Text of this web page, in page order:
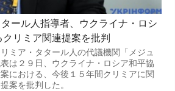
ール人指導者、ウクライナ・ロシ
リミア関連提案を批判
ミア・タタール人の代議機関「メジュ
は２９日、ウクライナ・ロシア和平協
における、今後１５年間クリミアに関
案を批判した。